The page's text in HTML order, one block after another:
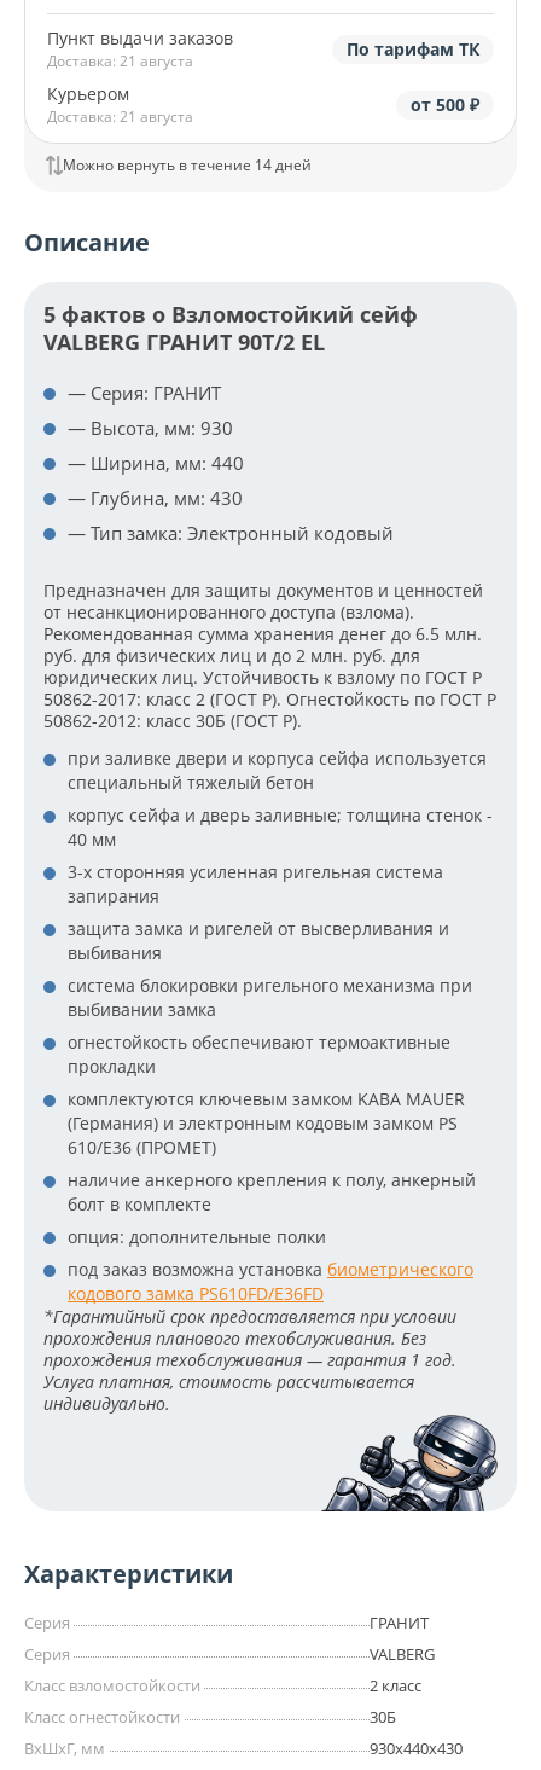
Пункт выдачи заказов
Доставка: 21 августа
По тарифам ТК
Курьером
Доставка: 21 августа
от 500 ₽
Можно вернуть в течение 14 дней
Описание
5 фактов о Взломостойкий сейф
VALBERG ГРАНИТ 90T/2 EL
— Серия: ГРАНИТ
— Высота, мм: 930
— Ширина, мм: 440
— Глубина, мм: 430
— Тип замка: Электронный кодовый
Предназначен для защиты документов и ценностей
от несанкционированного доступа (взлома).
Рекомендованная сумма хранения денег до 6.5 млн.
руб. для физических лиц и до 2 млн. руб. для
юридических лиц. Устойчивость к взлому по ГОСТ Р
50862-2017: класс 2 (ГОСТ Р). Огнестойкость по ГОСТ Р
50862-2012: класс 30Б (ГОСТ Р).
при заливке двери и корпуса сейфа используется
специальный тяжелый бетон
корпус сейфа и дверь заливные; толщина стенок -
40 мм
3-х сторонняя усиленная ригельная система
запирания
защита замка и ригелей от высверливания и
выбивания
система блокировки ригельного механизма при
выбивании замка
огнестойкость обеспечивают термоактивные
прокладки
комплектуются ключевым замком KABA MAUER
(Германия) и электронным кодовым замком PS
610/E36 (ПРОМЕТ)
наличие анкерного крепления к полу, анкерный
болт в комплекте
опция: дополнительные полки
под заказ возможна установка биометрического
кодового замка PS610FD/E36FD
*Гарантийный срок предоставляется при условии
прохождения планового техобслуживания. Без
прохождения техобслуживания — гарантия 1 год.
Услуга платная, стоимость рассчитывается
индивидуально.
Характеристики
Серия
ГРАНИТ
Серия
VALBERG
Класс взломостойкости
2 класс
Класс огнестойкости
30Б
ВхШхГ, мм
930х440х430